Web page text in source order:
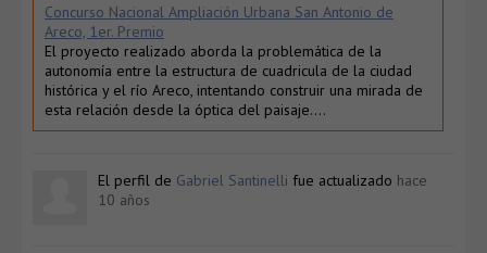
Concurso Nacional Ampliación Urbana San Antonio de
Areco, 1er. Premio
El proyecto realizado aborda la problemática de la
autonomía entre la estructura de cuadricula de la ciudad
histórica y el río Areco, intentando construir una mirada de
esta relación desde la óptica del paisaje….
El perfil de Gabriel Santinelli fue actualizado hace
10 años